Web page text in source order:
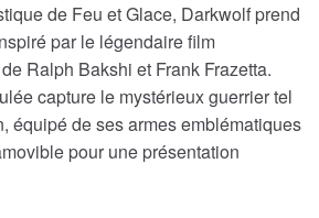
de Feu et Glace, Darkwolf prend
par le légendaire film
Ralph Bakshi et Frank Frazetta.
capture le mystérieux guerrier tel
équipé de ses armes emblématiques
pour une présentation